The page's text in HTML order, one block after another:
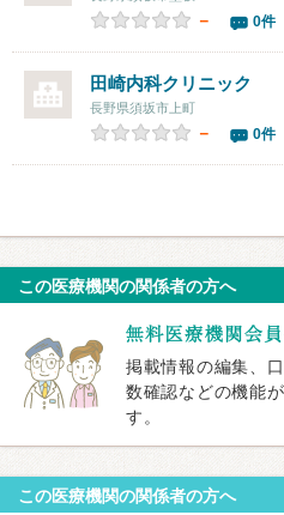
－ 0件
田崎内科クリニック
長野県須坂市上町
－ 0件
この医療機関の関係者の方へ
掲載情報の編集、
数確認などの機能が
す。
この医療機関の関係者の方へ